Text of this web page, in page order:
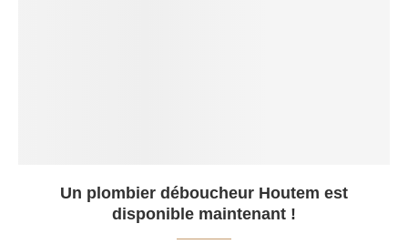
Un plombier déboucheur Houtem est
disponible maintenant !